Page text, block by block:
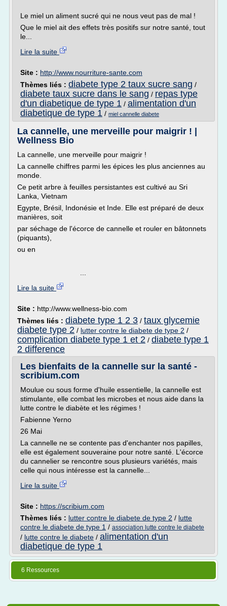
Le miel un aliment sucré qui ne nous veut pas de mal !
Que le miel ait des effets très positifs sur notre santé, tout
le...
Lire la suite
Site : http://www.nourriture-sante.com
Thèmes liés : diabete type 2 taux sucre sang /
diabete taux sucre dans le sang / repas type
d'un diabetique de type 1 / alimentation d'un
diabetique de type 1 / miel cannelle diabete
La cannelle, une merveille pour maigrir ! |
Wellness Bio
La cannelle, une merveille pour maigrir !
La cannelle chiffres parmi les épices les plus anciennes au
monde.
Ce petit arbre à feuilles persistantes est cultivé au Sri
Lanka, Vietnam
Egypte, Brésil, Indonésie et Inde. Elle est préparé de deux
manières, soit
par séchage de l'écorce de cannelle et rouler en bâtonnets
(piquants),
ou en
Lire la suite
Site : http://www.wellness-bio.com
Thèmes liés : diabete type 1 2 3 / taux glycemie
diabete type 2 / lutter contre le diabete de type 2 /
complication diabete type 1 et 2 / diabete type 1
2 difference
Les bienfaits de la cannelle sur la santé -
scribium.com
Moulue ou sous forme d'huile essentielle, la cannelle est
stimulante, elle combat les microbes et nous aide dans la
lutte contre le diabète et les régimes !
Fabienne Yerno
26 Mai
La cannelle ne se contente pas d'enchanter nos papilles,
elle est également souveraine pour notre santé. L'écorce
du cannelier se rencontre sous plusieurs variétés, mais
celle qui nous intéresse est la cannelle...
Lire la suite
Site : https://scribium.com
Thèmes liés : lutter contre le diabete de type 2 / lutte
contre le diabete de type 1 / association lutte contre le diabete
/ lutte contre le diabete / alimentation d'un
diabetique de type 1
6 Ressources